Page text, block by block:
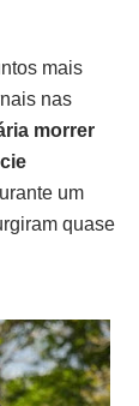
mais
nas
morrer
um
quase